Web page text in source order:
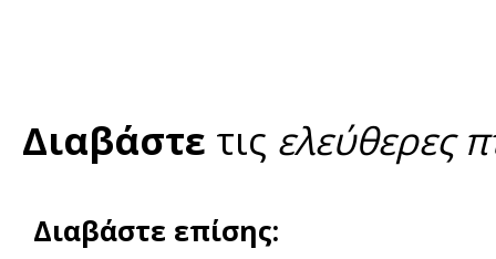
Διαβάστε τις ελεύθερες
Διαβάστε επίσης: